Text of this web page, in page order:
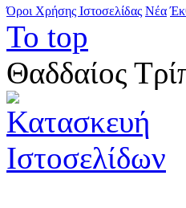
Όροι Χρήσης Ιστοσελίδας Νέα
To top
Θαδδαίος